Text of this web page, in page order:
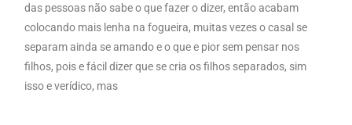
das pessoas não sabe o que fazer o dizer, então acabam
colocando mais lenha na fogueira, muitas vezes o casal se
separam ainda se amando e o que e pior sem pensar nos
filhos, pois e fácil dizer que se cria os filhos separados, sim
isso e verídico, mas